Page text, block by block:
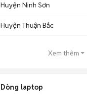
Huyện Ninh Sơn
Huyện Thuận Bắc
Xem thêm
Dòng laptop